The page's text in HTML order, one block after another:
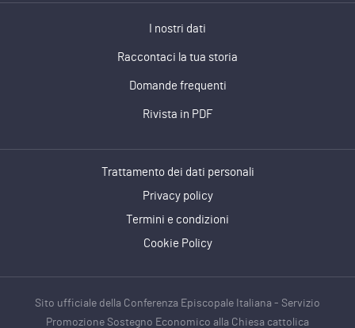
I nostri dati
Raccontaci la tua storia
Domande frequenti
Rivista in PDF
Trattamento dei dati personali
Privacy policy
Termini e condizioni
Cookie Policy
Sito ufficiale della Conferenza Episcopale Italiana - Servizio
Promozione Sostegno Economico alla Chiesa cattolica